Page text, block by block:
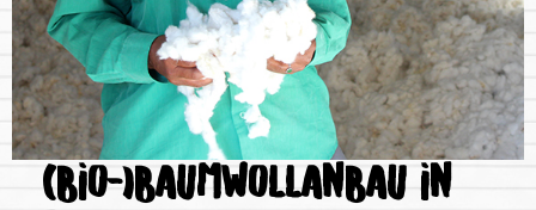
(BIO-)BAUMWOLLANBAU IN